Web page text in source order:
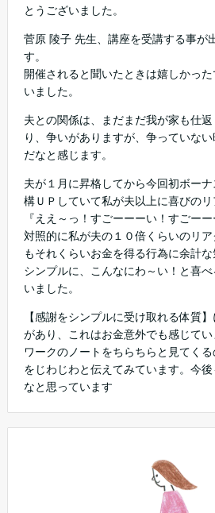
とうございました。
菅原 陵子 先生、講座を受講する事が
す。
開催されると聞いたときは嬉しかっ
いました。
夫との関係は、まだまだ我が家も仕
り、争いがありますが、争っていな
だなと感じます。
夫が１月に昇格してから今回初ボー
構ＵＰしていて私が夫以上に喜びのリ
『ええ～っ！すごーーーい！すごー
対照的に私が夫の１０倍くらいのリ
もそれくらいお金を得る行為に余計
シンプルに、こんなにわ～い！と喜
いました。
【感謝をシンプルに受け取れる体質
があり、これはお金意外でも感じて
ワークのノートをちらちらと見てく
をじわじわと伝えてみています。今
なと思っています